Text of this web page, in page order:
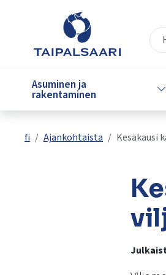
Siirry pääsisältöön
oleva
ja
Asuminen ja
rakentaminen
fi Ajankohtaista Kesäkausi